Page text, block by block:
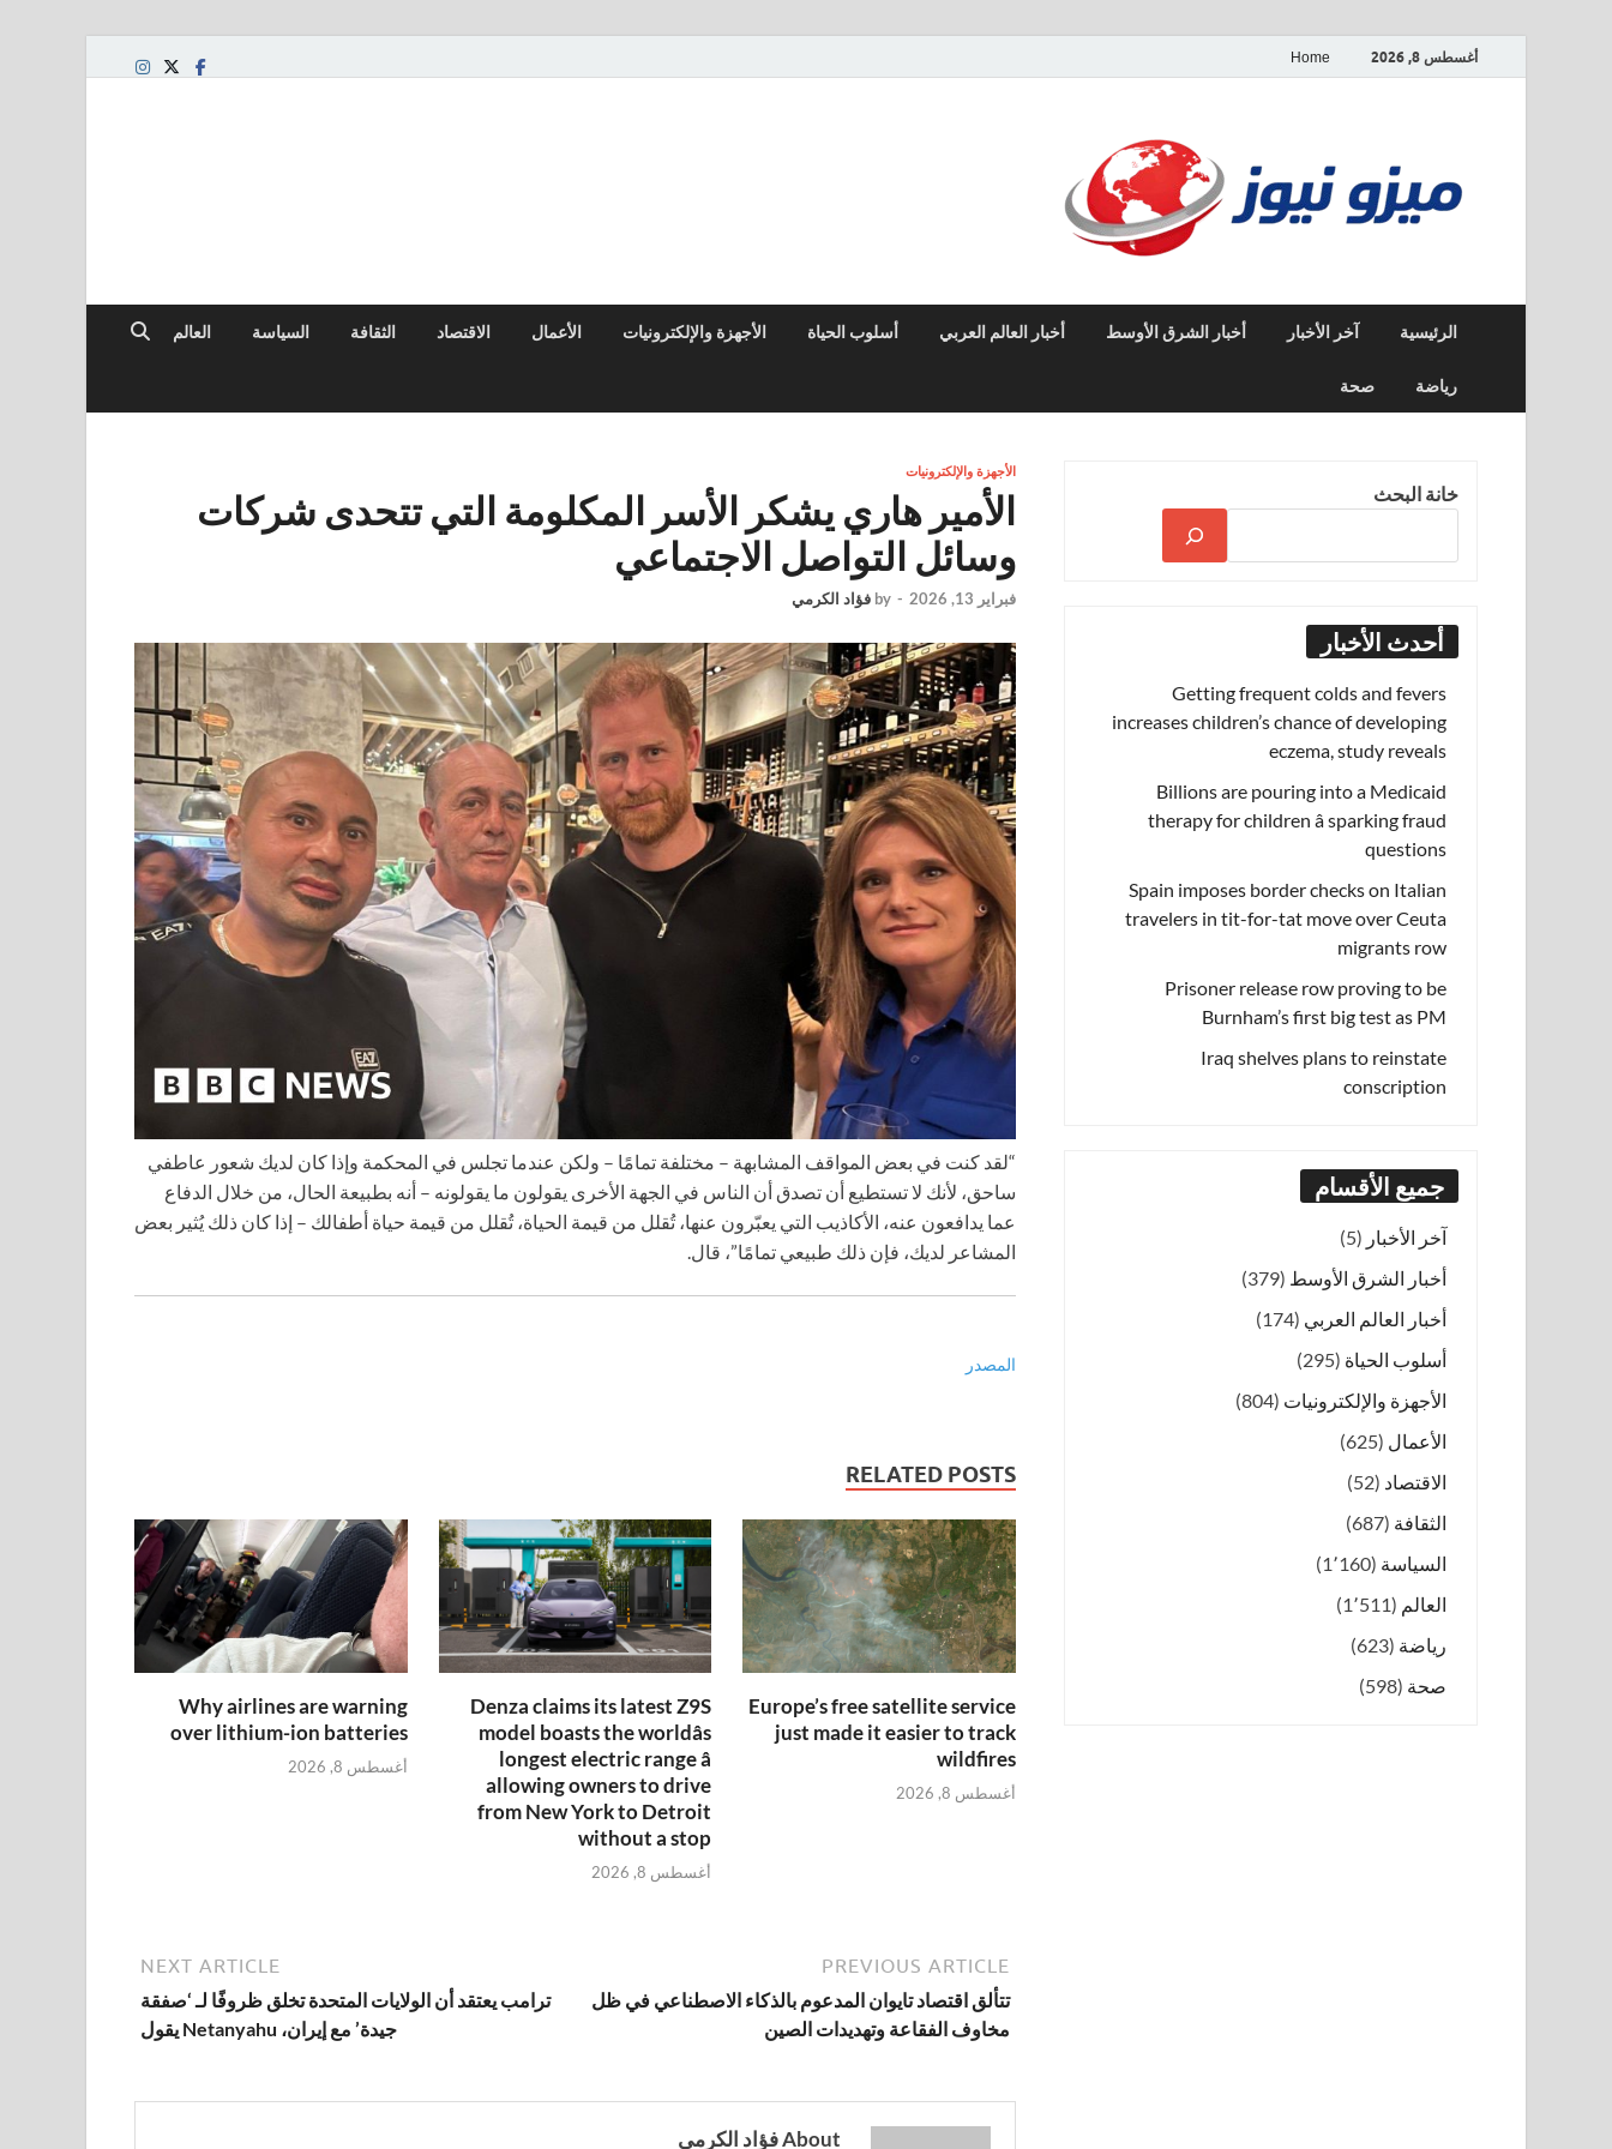
أغسطس 8, 2026 Home
الرئيسية آخر الأخبار أخبار الشرق الأوسط أخبار العالم العربي أسلوب الحياة الأجهزة والإلكترونيات الأعمال الاقتصاد الثقافة السياسة العالم
رياضة صحة
الأجهزة والإلكترونيات
الأمير هاري يشكر الأسر المكلومة التي تتحدى شركات
وسائل التواصل الاجتماعي
فبراير 13, 2026 -
by فؤاد الكرمي
“لقد كنت في بعض المواقف المشابهة – مختلفة تمامًا – ولكن عندما تجلس في المحكمة وإذا كان لديك شعور عاطفي
ساحق، لأنك لا تستطيع أن تصدق أن الناس في الجهة الأخرى يقولون ما يقولونه – أنه بطبيعة الحال، من خلال الدفاع
عما يدافعون عنه، الأكاذيب التي يعبّرون عنها، تُقلل من قيمة الحياة، تُقلل من قيمة حياة أطفالك – إذا كان ذلك يُثير بعض
المشاعر لديك، فإن ذلك طبيعي تمامًا”، قال.
المصدر
RELATED POSTS
Europe’s free satellite service
just made it easier to track
wildfires
أغسطس 8, 2026
Denza claims its latest Z9S
model boasts the worldâs
longest electric range â
allowing owners to drive
from New York to Detroit
without a stop
أغسطس 8, 2026
Why airlines are warning
over lithium-ion batteries
أغسطس 8, 2026
PREVIOUS ARTICLE
تتألق اقتصاد تايوان المدعوم بالذكاء الاصطناعي في ظل
مخاوف الفقاعة وتهديدات الصين
NEXT ARTICLE
ترامب يعتقد أن الولايات المتحدة تخلق ظروفًا لـ ‘صفقة
جيدة’ مع إيران، Netanyahu يقول
About فؤاد الكرمي
خانة البحث
أحدث الأخبار
Getting frequent colds and fevers
increases children’s chance of developing
eczema, study reveals
Billions are pouring into a Medicaid
therapy for children â sparking fraud
questions
Spain imposes border checks on Italian
travelers in tit-for-tat move over Ceuta
migrants row
Prisoner release row proving to be
Burnham’s first big test as PM
Iraq shelves plans to reinstate
conscription
جميع الأقسام
آخر الأخبار (5)
أخبار الشرق الأوسط (379)
أخبار العالم العربي (174)
أسلوب الحياة (295)
الأجهزة والإلكترونيات (804)
الأعمال (625)
الاقتصاد (52)
الثقافة (687)
السياسة (1٬160)
العالم (1٬511)
رياضة (623)
صحة (598)